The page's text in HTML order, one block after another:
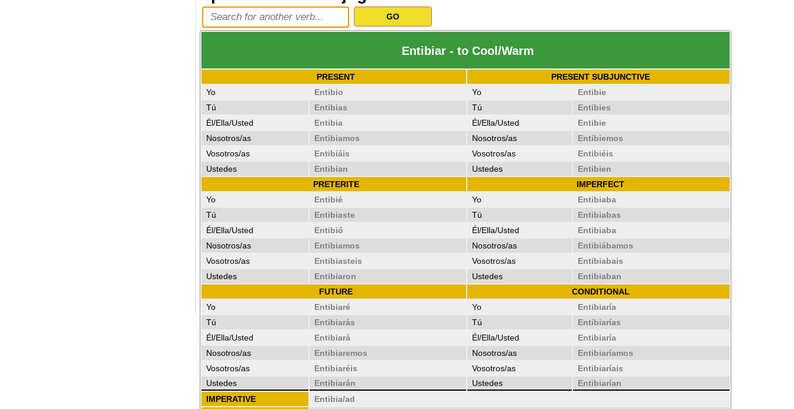
Entibiar - to Cool/Warm
PRESENT
PRESENT SUBJUNCTIVE
Yo
Entibio Yo
Entibie
Tú
Entibias Tú
Entibies
Él/Ella/Usted
Entibia Él/Ella/Usted
Entibie
Nosotros/as
Entibiamos Nosotros/as
Entibiemos
Vosotros/as
Entibiáis Vosotros/as
Entibiéis
Ustedes
Entibian Ustedes
Entibien
PRETERITE
IMPERFECT
Yo
Entibié Yo
Entibiaba
Tú
Entibiaste Tú
Entibiabas
Él/Ella/Usted
Entibió Él/Ella/Usted
Entibiaba
Nosotros/as
Entibiamos Nosotros/as
Entibiábamos
Vosotros/as
Entibiasteis Vosotros/as
Entibiabais
Ustedes
Entibiaron Ustedes
Entibiaban
FUTURE
CONDITIONAL
Yo
Entibiaré Yo
Entibiaría
Tú
Entibiarás Tú
Entibiarías
Él/Ella/Usted
Entibiará Él/Ella/Usted
Entibiaría
Nosotros/as
Entibiaremos Nosotros/as
Entibiaríamos
Vosotros/as
Entibiaréis Vosotros/as
Entibiaríais
Ustedes
Entibiarán Ustedes
Entibiarían
IMPERATIVE
Entibia/ad